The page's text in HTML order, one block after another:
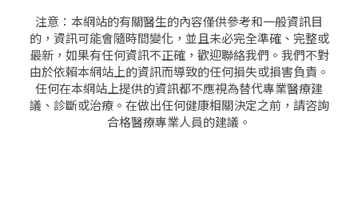
注意：本網站的有關醫生的內容僅供參考和一般資訊目
的，資訊可能會隨時間變化，並且未必完全準確、完整或
最新，如果有任何資訊不正確，歡迎聯絡我們。我們不對
由於依賴本網站上的資訊而導致的任何損失或損害負責。
任何在本網站上提供的資訊都不應視為替代專業醫療建
議、診斷或治療。在做出任何健康相關決定之前，請咨詢
合格醫療專業人員的建議。